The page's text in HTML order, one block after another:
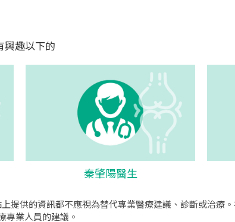
興趣以下的
秦肇陽醫生
提供的資訊都不應視為替代專業醫療建議、診斷或治療
專業人員的建議。